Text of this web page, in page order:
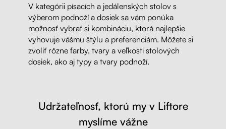
V kategórii písacích a jedálenských stolov s
výberom podnoží a dosiek sa vám ponúka
možnosť vybrať si kombináciu, ktorá najlepšie
vyhovuje vášmu štýlu a preferenciám. Môžete si
zvoliť rôzne farby, tvary a veľkosti stolových
dosiek, ako aj typy a tvary podnoží.
Udržateľnosť, ktorú my v Liftore
myslíme vážne